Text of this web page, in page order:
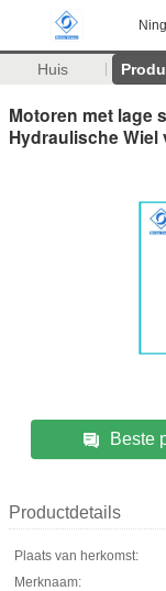
Huis
Motoren met lage
Hydraulische
Beste
Productdetails
Plaats van herkomst:
Merknaam: